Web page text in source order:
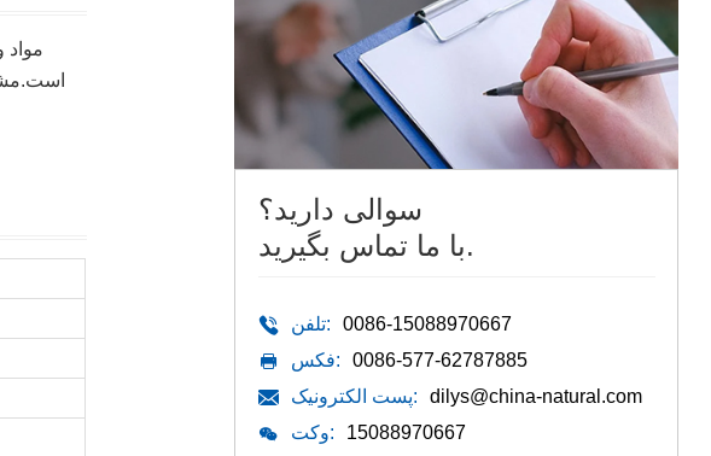
سوالی دارید؟
با ما تماس بگیرید.
تلفن:
0086-15088970667
فکس:
0086-577-62787885
پست الکترونیک:
dilys@china-natural.com
وکت:
15088970667